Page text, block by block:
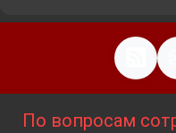
По вопросам